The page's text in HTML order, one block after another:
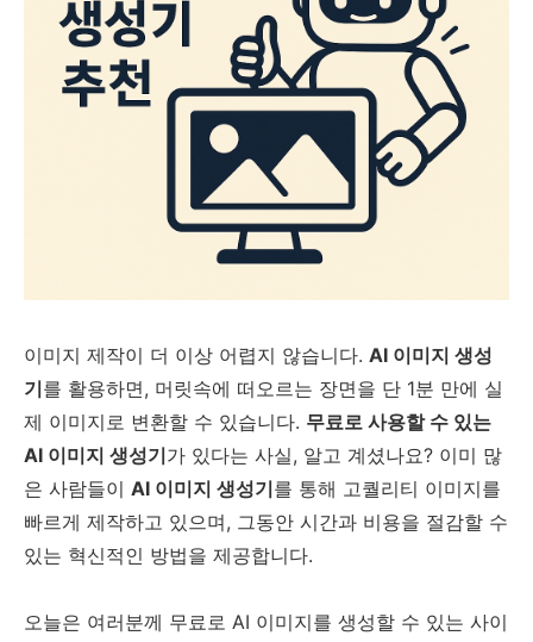
이미지 제작이 더 이상 어렵지 않습니다. AI 이미지 생성
기를 활용하면, 머릿속에 떠오르는 장면을 단 1분 만에 실
제 이미지로 변환할 수 있습니다. 무료로 사용할 수 있는
AI 이미지 생성기가 있다는 사실, 알고 계셨나요? 이미 많
은 사람들이 AI 이미지 생성기를 통해 고퀄리티 이미지를
빠르게 제작하고 있으며, 그동안 시간과 비용을 절감할 수
있는 혁신적인 방법을 제공합니다.
오늘은 여러분께 무료로 AI 이미지를 생성할 수 있는 사이